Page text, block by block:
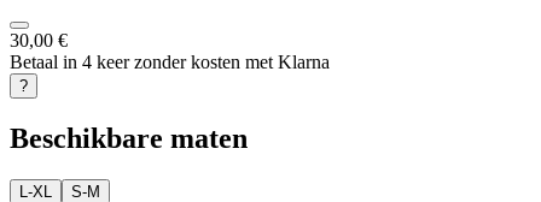
30,00 €
Betaal in 4 keer zonder kosten met Klarna
?
Beschikbare maten
L-XL
S-M